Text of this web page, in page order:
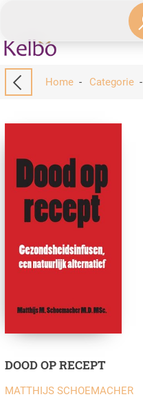
Home- Categorie-
DOOD OP RECEPT
MATTHIJS SCHOEMACHER